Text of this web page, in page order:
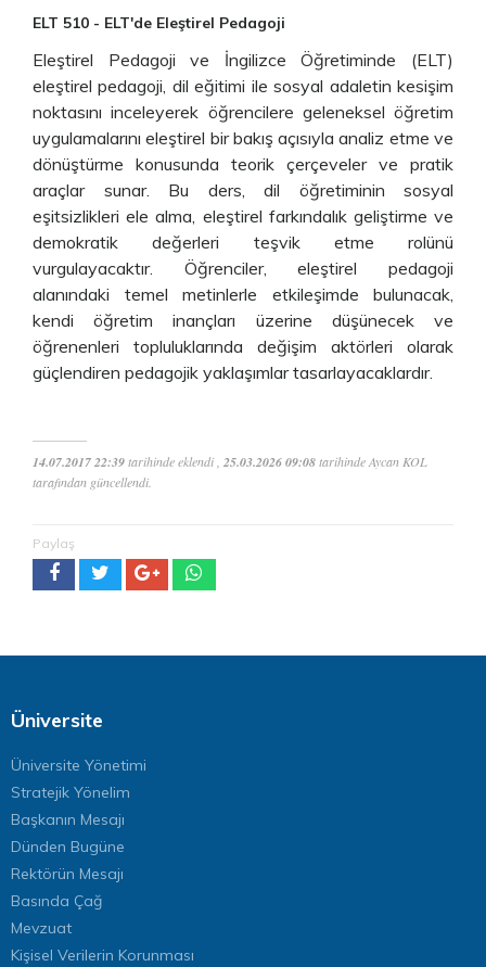
ELT 510 - ELT'de Eleştirel Pedagoji
Eleştirel Pedagoji ve İngilizce Öğretiminde (ELT)
eleştirel pedagoji, dil eğitimi ile sosyal adaletin kesişim
noktasını inceleyerek öğrencilere geleneksel öğretim
uygulamalarını eleştirel bir bakış açısıyla analiz etme ve
dönüştürme konusunda teorik çerçeveler ve pratik
araçlar sunar. Bu ders, dil öğretiminin sosyal
eşitsizlikleri ele alma, eleştirel farkındalık geliştirme ve
demokratik değerleri teşvik etme rolünü
vurgulayacaktır. Öğrenciler, eleştirel pedagoji
alanındaki temel metinlerle etkileşimde bulunacak,
kendi öğretim inançları üzerine düşünecek ve
öğrenenleri topluluklarında değişim aktörleri olarak
güçlendiren pedagojik yaklaşımlar tasarlayacaklardır.
14.07.2017 22:39tarihinde eklendi , 25.03.2026 09:08tarihinde Aycan KOL
tarafından güncellendi.
Paylaş
Üniversite
Üniversite Yönetimi
Stratejik Yönelim
Başkanın Mesajı
Dünden Bugüne
Rektörün Mesajı
Basında Çağ
Mevzuat
Kişisel Verilerin Korunması